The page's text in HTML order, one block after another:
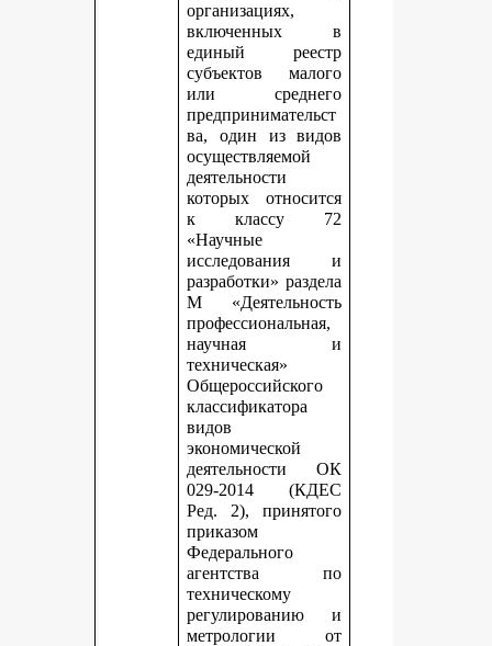
организациях,
включенных в
единый реестр
субъектов малого
или среднего
предпринимательст
ва, один из видов
осуществляемой
деятельности
которых относится
к классу 72
«Научные
исследования и
разработки» раздела
М «Деятельность
профессиональная,
научная и
техническая»
Общероссийского
классификатора
видов
экономической
деятельности ОК
029-2014 (КДЕС
Ред. 2), принятого
приказом
Федерального
агентства по
техническому
регулированию и
метрологии от